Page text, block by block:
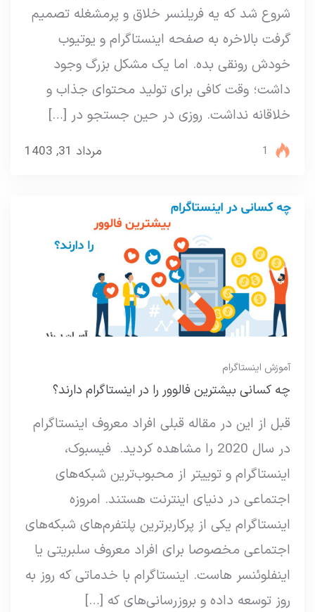
شروع شد که یه فریلنسر خلاق و پرمشغله تصمیم
گرفت بالاخره به صفحه اینستاگرام و یوتیوب
خودش رونقی بده. اما یک مشکل بزرگ وجود
داشت؛ وقت کافی برای تولید محتوای جذاب و
خلاقانه نداشت. روزی در حین جستجو در […]
مرداد 31, 1403 1
آموزش اینستاگرام
چه کسانی بیشترین فالوور را در اینستاگرام دارند؟
قبل از این در مقاله قبلی افراد معروف اینستاگرام
در سال 2020 را مشاهده کردید. فیسبوک،
اینستاگرام و توییتر از محبوب‌ترین شبکه‌های
اجتماعی در دنیای اینترنت هستند. امروزه
اینستاگرام یکی از پرکاربرترین پلتفرم‌‌های شبکه‌های
اجتماعی مخصوصا برای افراد معروف سلبریتی یا
اینفلوئنسر هاست. اینستاگرام با خدماتی که روز به
روز توسعه داده و بروزرسانی‌های که […]